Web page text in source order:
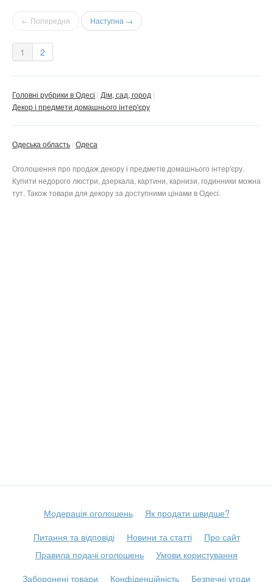
← Попередня Наступна →
1 2
Головні рубрики в Одесі Дім, сад, город
Декор і предмети домашнього інтер'єру
Одеська область Одеса
Оголошення про продаж декору і предметів домашнього інтер'єру.
Купити недорого люстри, дзеркала, картини, карнизи, годинники можна
тут. Також товари для декору за доступними цінами в Одесі.
Модерація оголошень
Як продати швидше?
Питання та відповіді
Новини та статті
Про сайт
Правила подачі оголошень
Умови користування
Заборонені товари
Конфіденційність Безпечні угоди